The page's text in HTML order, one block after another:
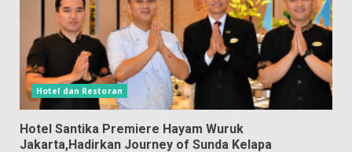
Hotel dan Restoran
Hotel Santika Premiere Hayam Wuruk
Jakarta,Hadirkan Journey of Sunda Kelapa